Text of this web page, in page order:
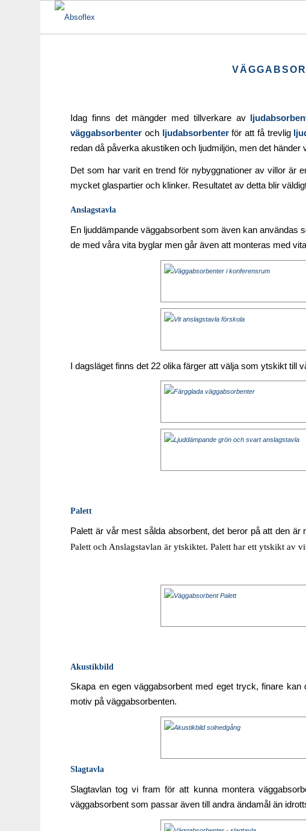
Idag finns det mängder med tillverkare av
väggabsorbenter och ljudabsorbenterför att få trevlig
redan då påverka akustiken och ljudmiljön, men det händer
Det som har varit en trend för nybyggnationer av villor är
mycket glaspartier och klinker. Resultatet av detta blir
Anslagstavla
En ljuddämpande väggabsorbent som även kan
de med våra vita byglar men går även att monteras med
I dagsläget finns det 22 olika färger att välja som ytskikt till
Palett
Palett är vår mest sålda absorbent, det beror på att den
Palett och Anslagstavlan är ytskiktet. Palett har ett ytskikt av
Akustikbild
Skapa en egen väggabsorbent med eget tryck, finare
motiv på väggabsorbenten.
Slagtavla
Slagtavlan tog vi fram för att kunna montera
väggabsorbent som passar även till andra ändamål än